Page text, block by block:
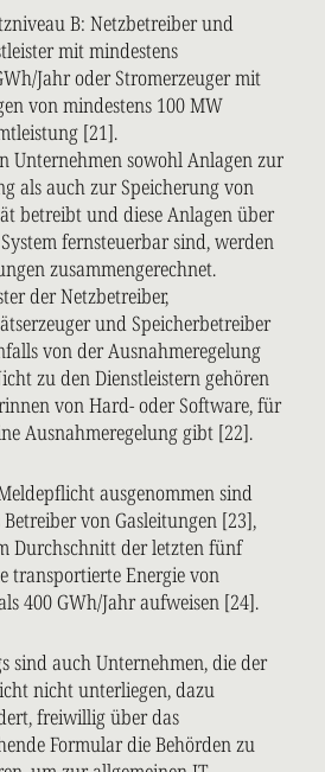
B: Netzbetreiber und
mit mindestens
Jahr oder Stromerzeuger mit
von mindestens 100 MW
[21].
Unternehmen sowohl Anlagen zur
als auch zur Speicherung von
betreibt und diese Anlagen über
fernsteuerbar sind, werden
zusammengerechnet.
der Netzbetreiber,
und Speicherbetreiber
von der Ausnahmeregelung
zu den Dienstleistern gehören
von Hard- oder Software, für
Ausnahmeregelung gibt [22].
ausgenommen sind
von Gasleitungen [23],
Durchschnitt der letzten fünf
transportierte Energie von
400 GWh/Jahr aufweisen [24].
sind auch Unternehmen, die der
nicht unterliegen, dazu
freiwillig über das
Formular die Behörden zu